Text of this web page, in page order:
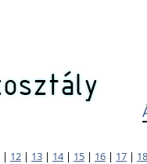
| 12 | 13 | 14| 15 | 16 | 17 | 18